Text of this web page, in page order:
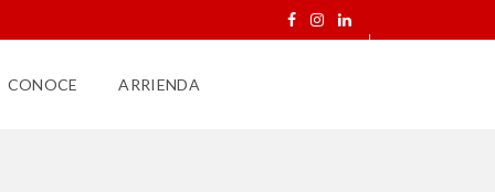
CONOCE ARRIENDA